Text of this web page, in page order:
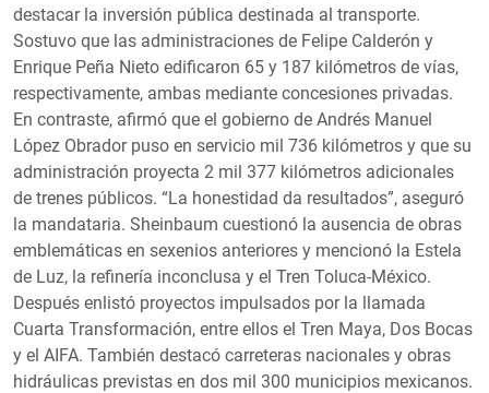
destacar la inversión pública destinada al transporte.
Sostuvo que las administraciones de Felipe Calderón y
Enrique Peña Nieto edificaron 65 y 187 kilómetros de vías,
respectivamente, ambas mediante concesiones privadas.
En contraste, afirmó que el gobierno de Andrés Manuel
López Obrador puso en servicio mil 736 kilómetros y que su
administración proyecta 2 mil 377 kilómetros adicionales
de trenes públicos. “La honestidad da resultados”, aseguró
la mandataria. Sheinbaum cuestionó la ausencia de obras
emblemáticas en sexenios anteriores y mencionó la Estela
de Luz, la refinería inconclusa y el Tren Toluca-México.
Después enlistó proyectos impulsados por la llamada
Cuarta Transformación, entre ellos el Tren Maya, Dos Bocas
y el AIFA. También destacó carreteras nacionales y obras
hidráulicas previstas en dos mil 300 municipios mexicanos.